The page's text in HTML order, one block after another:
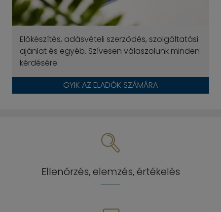
Előkészítés, adásvételi szerződés, szolgáltatási
ajánlat és egyéb. Szívesen válaszolunk minden
kérdésére.
GYIK AZ ELADÓK SZÁMÁRA
Ellenőrzés, elemzés, értékelés